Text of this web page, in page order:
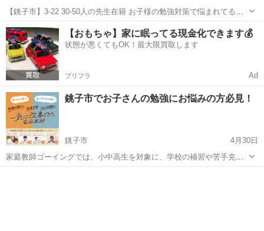
【銚子市】3-22 30-50人の先生在籍 お子様の勉強対策で悩まれてる親
御様へ✉️ 「スマホばかりで勉強しない」「塾に通わせたけど成果が出
ない」 「家庭教師に通わせたいけど料金が高い」「個人契約は先生と
の相性が...
千葉 銚子市 家庭教師 先生
【おもちゃ】家に眠ってる現金化できます💰
状態が悪くてもOK！最大限買取します
プリフラ Ad
銚子市でお子さんの勉強にお悩みの方必見！
銚子市
4月30日
家庭教師ゴーイングでは、小中高生を対象に、学校の補習や苦手克
服、受験対策はもちろん、不登校や発達障害を持つお子さんへの対応